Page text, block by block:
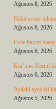
Ağustos 8, 2026
Nakit avans
Ağustos 8, 2026
Evde bakım
Ağustos 6, 2026
Kur’an-ı
Ağustos 6, 2026
Aydaki ayak izi
Ağustos 5, 2026